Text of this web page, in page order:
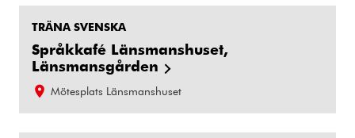
TRÄNA SVENSKA
Språkkafé Länsmanshuset,
Länsmansgården
Mötesplats Länsmanshuset